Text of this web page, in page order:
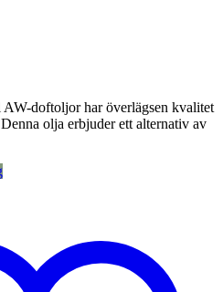
doftoljor har överlägsen kvalitet
olja erbjuder ett alternativ av